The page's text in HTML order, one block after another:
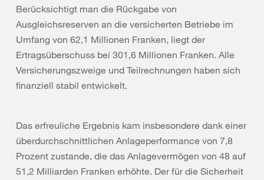
Berücksichtigt man die Rückgabe von
Ausgleichsreserven an die versicherten Betriebe im
Umfang von 62,1 Millionen Franken, liegt der
Ertragsüberschuss bei 301,6 Millionen Franken. Alle
Versicherungszweige und Teilrechnungen haben sich
finanziell stabil entwickelt.
Das erfreuliche Ergebnis kam insbesondere dank einer
überdurchschnittlichen Anlageperformance von 7,8
Prozent zustande, die das Anlagevermögen von 48 auf
51,2 Milliarden Franken erhöhte. Der für die Sicherheit